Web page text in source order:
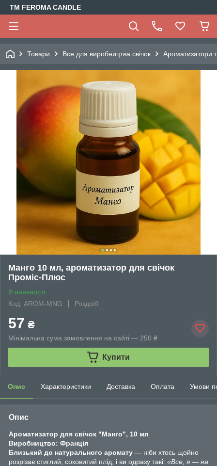
TM FEROMA CANDLE
Товари Все для виробництва свічок Ароматизатори
Манго 10 мл, ароматизатор для свічок
Проміс-Плюс
В наявності
Код: AROM-MNG
Роздріб
57 ₴
Мінімальна сума замовлення на сайті — 250 ₴
Купити
Опис Характеристики Доставка Оплата Умови
Опис
Ароматизатор для свічок "Манго", 10 мл
Виробництво: Франція
Близький до натурального аромату — ніби хтось щойно
розрізав стиглий, соковитий плід, і ви одразу такі: «Все, я — на